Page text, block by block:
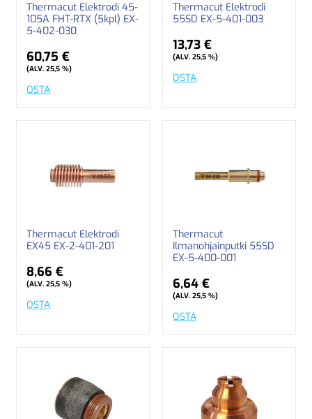
Thermacut Elektrodi 45-
105A FHT-RTX (5kpl) EX-
5-402-030
60,75 €
(ALV. 25,5 %)
OSTA
Thermacut Elektrodi
55SD EX-5-401-003
13,73 €
(ALV. 25,5 %)
OSTA
Thermacut Elektrodi
EX45 EX-2-401-201
8,66 €
(ALV. 25,5 %)
OSTA
Thermacut
Ilmanohjainputki 55SD
EX-5-400-001
6,64 €
(ALV. 25,5 %)
OSTA